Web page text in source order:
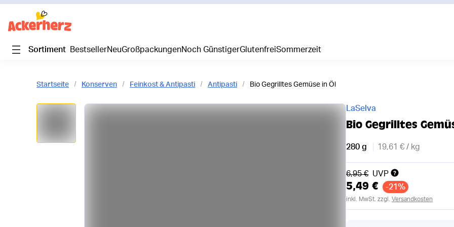
Sortiment Bestseller Neu Großpackungen Noch Günstiger Glutenfrei Sommerzeit
Startseite Konserven Feinkost & Antipasti Antipasti Bio Gegrilltes Gemüse in Öl
LaSelva
Bio Gegrilltes
280 g 19,61 € / kg
Alter Preis
6,95 € UVP
5,49 € -21%
inkl. MwSt. zzgl. Versandkosten